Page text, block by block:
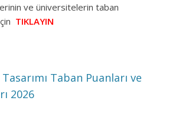
ve üniversitelerin taban
TIKLAYIN
Taban Puanları ve
2026